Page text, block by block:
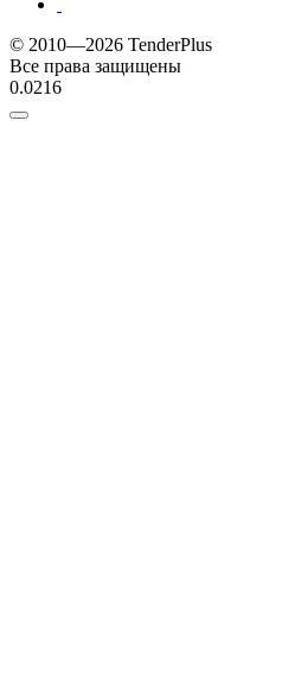
© 2010—2026 TenderPlus
Все права защищены
0.0216